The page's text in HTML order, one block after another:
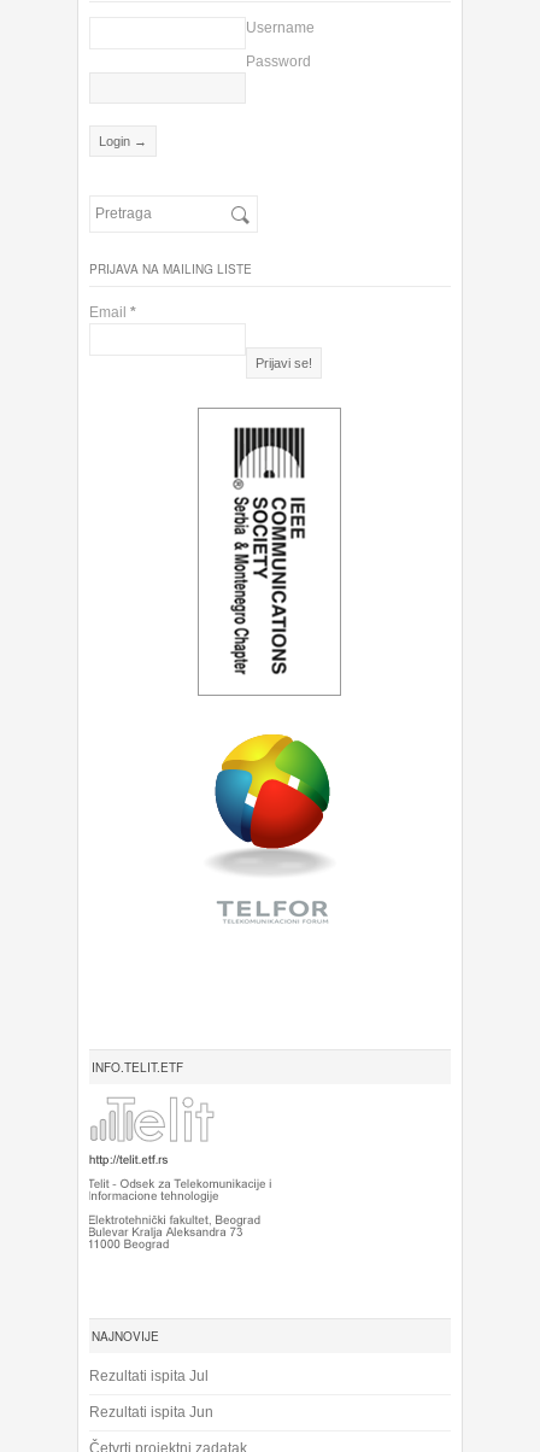
Username
Password
PRIJAVA NA MAILING LISTE
Email *
INFO.TELIT.ETF
NAJNOVIJE
Rezultati ispita Jul
Rezultati ispita Jun
Četvrti projektni zadatak